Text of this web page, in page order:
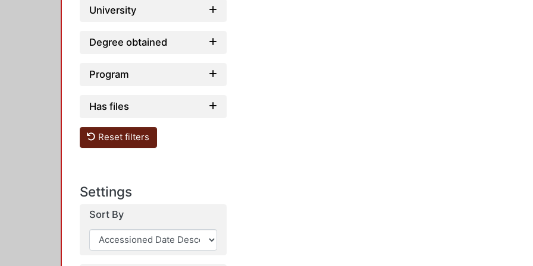
University
Degree obtained
Program
Has files
Reset filters
Settings
Sort By